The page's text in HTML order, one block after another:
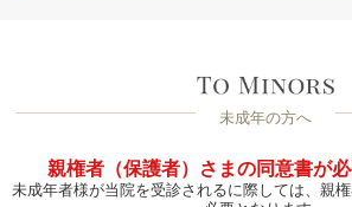
未成年の方へ
親権者（保護者）さまの同意書が必
未成年者様が当院を受診されるに際しては、親